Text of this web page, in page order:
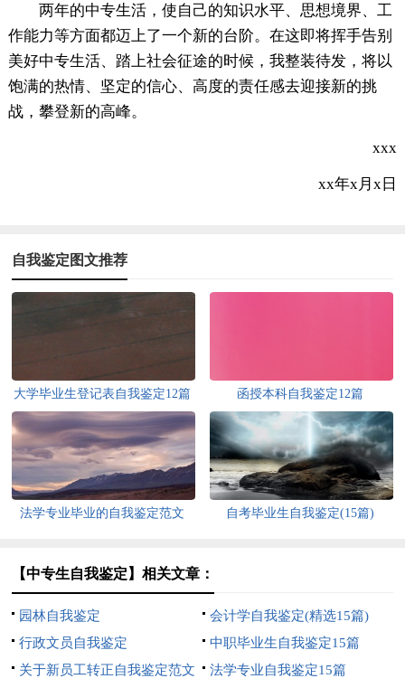
两年的中专生活，使自己的知识水平、思想境界、工
作能力等方面都迈上了一个新的台阶。在这即将挥手告别
美好中专生活、踏上社会征途的时候，我整装待发，将以
饱满的热情、坚定的信心、高度的责任感去迎接新的挑
战，攀登新的高峰。
xxx
xx年x月x日
自我鉴定图文推荐
大学毕业生登记表自我鉴定12篇 函授本科自我鉴定12篇
法学专业毕业的自我鉴定范文 自考毕业生自我鉴定(15篇)
【中专生自我鉴定】相关文章：
园林自我鉴定
会计学自我鉴定(精选15篇)
行政文员自我鉴定
中职毕业生自我鉴定15篇
关于新员工转正自我鉴定范文
法学专业自我鉴定15篇